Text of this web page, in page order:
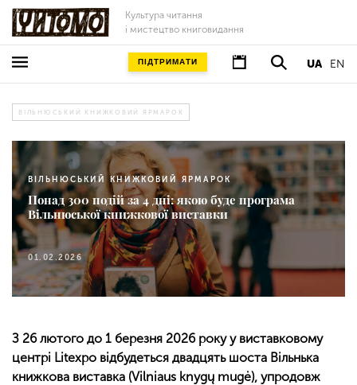
Культура читання
і мистецтво книговидання
UA EN
ПІДТРИМАТИ
ВІЛЬНЮСЬКИЙ КНИЖКОВИЙ ЯРМАРОК
ВІЛЬНЮСЬКИЙ КНИЖКОВИЙ ЯРМАРОК
Понад 300 подій за 4 дні: якою буде програма
Вільнюської книжкової виставки
01.02.2026
З 26 лютого до 1 березня 2026 року у виставковому
центрі Litexpo відбудеться двадцять шоста Вільнька
книжкова виставка (Vilniaus knygų mugė), упродовж